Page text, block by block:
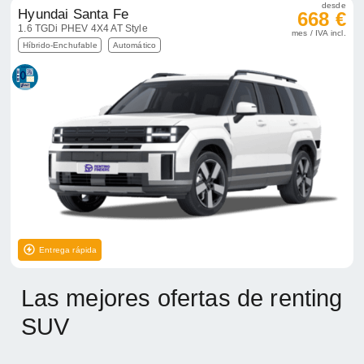
Hyundai Santa Fe
1.6 TGDi PHEV 4X4 AT Style
Híbrido-Enchufable Automático
desde
668 €
mes / IVA incl.
Entrega rápida
Las mejores ofertas de renting
SUV